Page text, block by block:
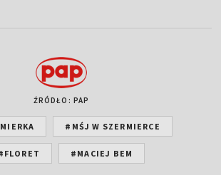
ŹRÓDŁO: PAP
#MŚJ W SZERMIERCE
#MACIEJ BEM